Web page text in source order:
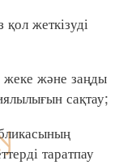
жеткізуді
және заңды
сақтау;
таратпау